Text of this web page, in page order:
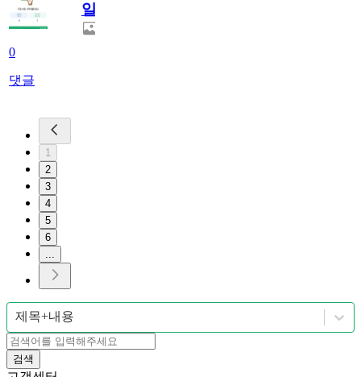
0
댓글
일
1
2
3
4
5
6
제목+내용
검색